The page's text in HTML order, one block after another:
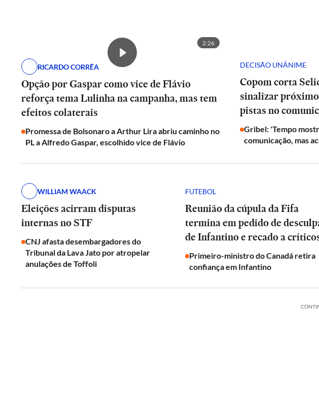
2:26
RICARDO CORRÊA
Opção por Gaspar como vice de Flávio
reforça tema Lulinha na campanha, mas tem
efeitos colaterais
Promessa de Bolsonaro a Arthur Lira abriu caminho no
PL a Alfredo Gaspar, escolhido vice de Flávio
DECISÃO UNÂNIME
Copom corta
sinalizar
pistas no
Gribel: 'Tempo
comunicação, mas
WILLIAM WAACK
Eleições acirram disputas
internas no STF
CNJ afasta desembargadores do
Tribunal da Lava Jato por atropelar
anulações de Toffoli
FUTEBOL
Reunião da cúpula da Fifa
termina em pedido de
de Infantino e recado a
Primeiro-ministro do Canadá retira
confiança em Infantino